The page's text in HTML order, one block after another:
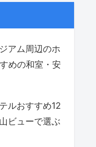
アム周辺のホ
めの和室・安
ルおすすめ12
ビューで選ぶ